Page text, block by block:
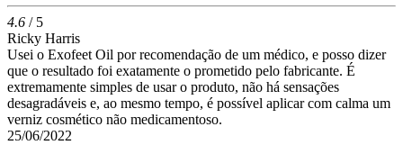
4.6 / 5
Ricky Harris
Usei o Exofeet Oil por recomendação de um médico, e posso dizer
que o resultado foi exatamente o prometido pelo fabricante. É
extremamente simples de usar o produto, não há sensações
desagradáveis e, ao mesmo tempo, é possível aplicar com calma um
verniz cosmético não medicamentoso.
25/06/2022